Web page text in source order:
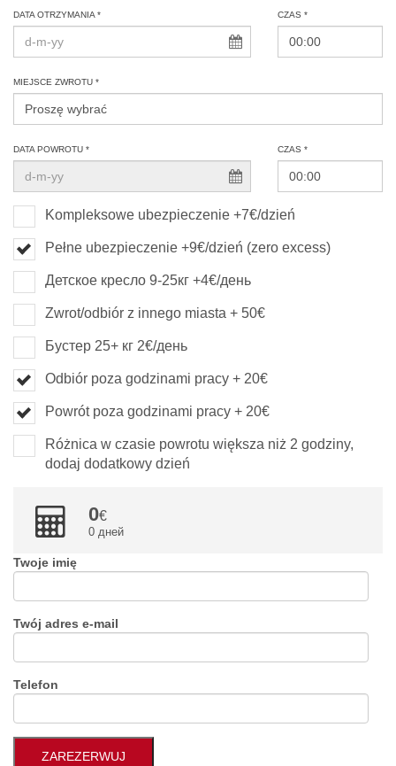
DATA OTRZYMANIA * CZAS *
MIEJSCE ZWROTU *
DATA POWROTU * CZAS *
Kompleksowe ubezpieczenie +7€/dzień
Pełne ubezpieczenie +9€/dzień (zero excess)
Детское кресло 9-25кг +4€/день
Zwrot/odbiór z innego miasta + 50€
Бустер 25+ кг 2€/день
Odbiór poza godzinami pracy + 20€
Powrót poza godzinami pracy + 20€
Różnica w czasie powrotu większa niż 2 godziny,
dodaj dodatkowy dzień
0
0 дней
Twoje imię
Twój adres e-mail
Telefon